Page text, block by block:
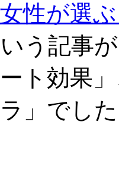
女性が選
う記事
ート効果
」でし